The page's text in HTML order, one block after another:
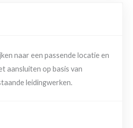
naar een passende locatie en
aansluiten op basis van
leidingwerken.